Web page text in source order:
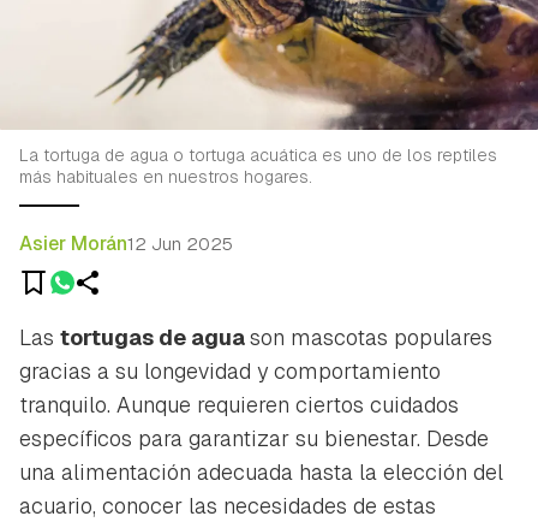
La tortuga de agua o tortuga acuática es uno de los reptiles
más habituales en nuestros hogares.
Asier Morán12 Jun 2025
Las tortugas de aguason mascotas populares
gracias a su longevidad y comportamiento
tranquilo. Aunque requieren ciertos cuidados
específicos para garantizar su bienestar. Desde
una alimentación adecuada hasta la elección del
acuario, conocer las necesidades de estas